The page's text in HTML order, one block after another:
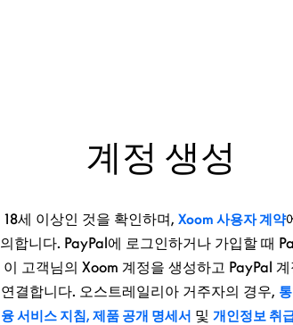
계정 생성
18세 이상인 것을 확인하며, Xoom 사용자 계약
의합니다. PayPal에 로그인하거나 가입할 때
이 고객님의 Xoom 계정을 생성하고 PayPal 계
연결합니다. 오스트레일리아 거주자의 경우,
융 서비스 지침, 제품 공개 명세서 및 개인정보 취